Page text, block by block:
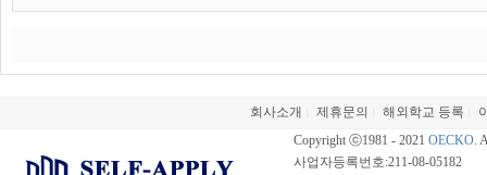
회사소개 제휴문의 해외학교 등록
Copyright ⓒ1981 - 2021 OECKO.
사업자등록번호:211-08-05182